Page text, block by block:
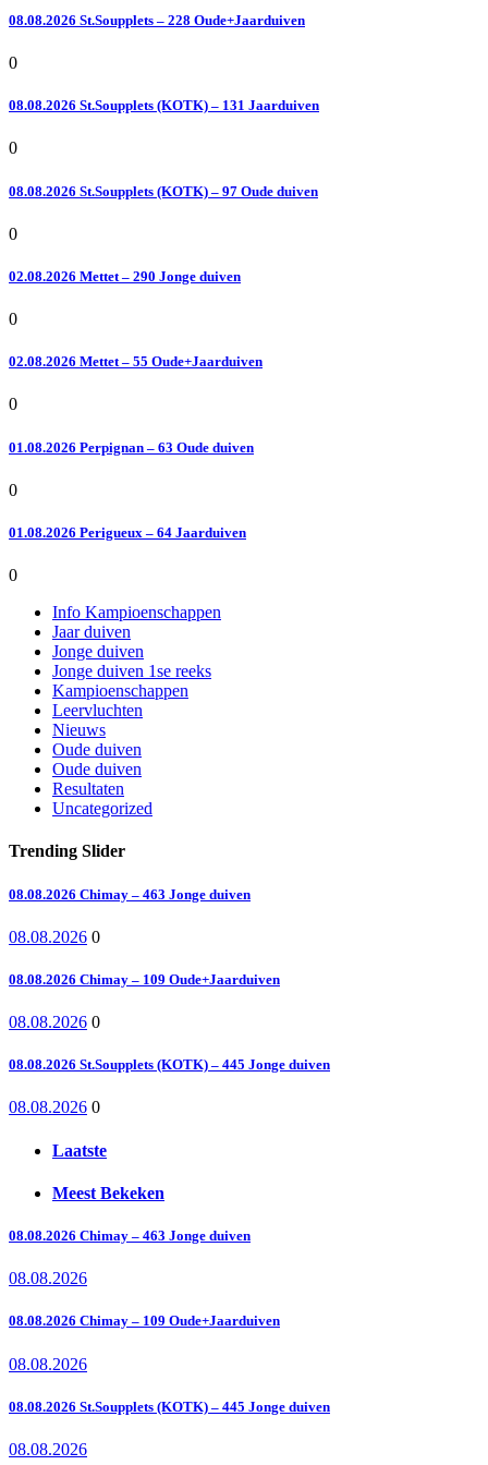
08.08.2026 St.Soupplets – 228 Oude+Jaarduiven
0
08.08.2026 St.Soupplets (KOTK) – 131 Jaarduiven
0
08.08.2026 St.Soupplets (KOTK) – 97 Oude duiven
0
02.08.2026 Mettet – 290 Jonge duiven
0
02.08.2026 Mettet – 55 Oude+Jaarduiven
0
01.08.2026 Perpignan – 63 Oude duiven
0
01.08.2026 Perigueux – 64 Jaarduiven
0
Info Kampioenschappen
Jaar duiven
Jonge duiven
Jonge duiven 1se reeks
Kampioenschappen
Leervluchten
Nieuws
Oude duiven
Oude duiven
Resultaten
Uncategorized
Trending Slider
08.08.2026 Chimay – 463 Jonge duiven
08.08.2026 0
08.08.2026 Chimay – 109 Oude+Jaarduiven
08.08.2026 0
08.08.2026 St.Soupplets (KOTK) – 445 Jonge duiven
08.08.2026 0
Laatste
Meest Bekeken
08.08.2026 Chimay – 463 Jonge duiven
08.08.2026
08.08.2026 Chimay – 109 Oude+Jaarduiven
08.08.2026
08.08.2026 St.Soupplets (KOTK) – 445 Jonge duiven
08.08.2026